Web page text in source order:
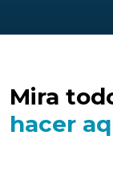
Mira
hacer